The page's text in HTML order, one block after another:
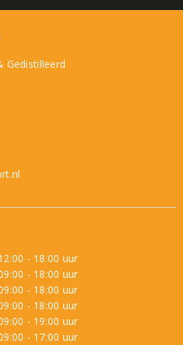
Gedistilleerd
- 18:00 uur
- 18:00 uur
- 18:00 uur
- 18:00 uur
- 19:00 uur
- 17:00 uur